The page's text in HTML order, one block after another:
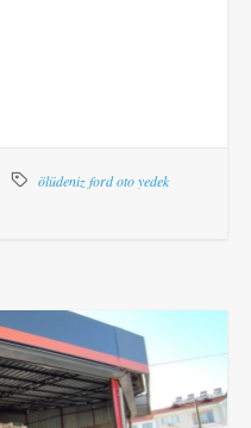
ölüdeniz ford oto yedek